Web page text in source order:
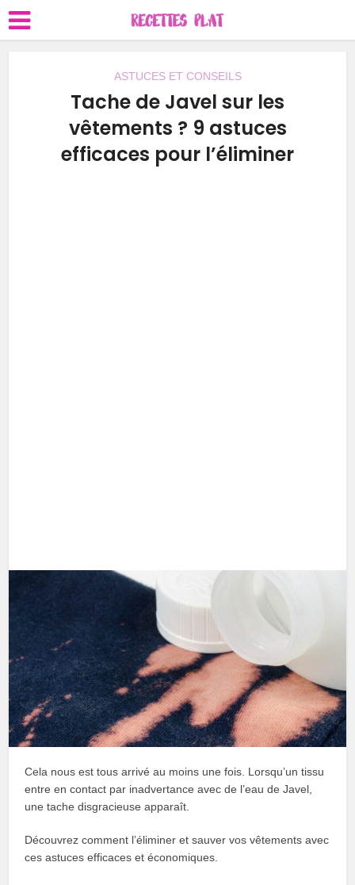
ASTUCES ET CONSEILS
Tache de Javel sur les
vêtements ? 9 astuces
efficaces pour l’éliminer
Cela nous est tous arrivé au moins une fois. Lorsqu’un tissu
entre en contact par inadvertance avec de l’eau de Javel,
une tache disgracieuse apparaît.
Découvrez comment l’éliminer et sauver vos vêtements avec
ces astuces efficaces et économiques.